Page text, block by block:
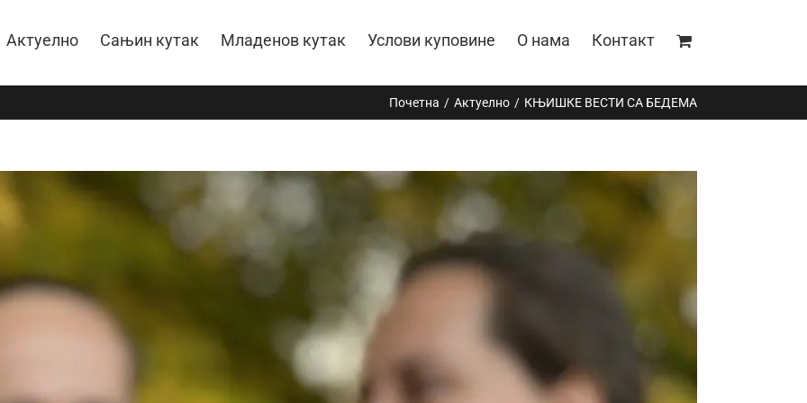
Актуелно Сањин кутак Младенов кутак Услови куповине О нама Контакт
Почетна Актуелно КЊИШКЕ ВЕСТИ СА БЕДЕМА